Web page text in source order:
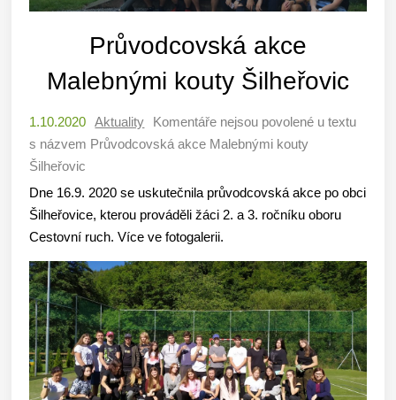
Průvodcovská akce
Malebnými kouty Šilheřovic
1.10.2020 Aktuality Komentáře nejsou povolené u textu
s názvem Průvodcovská akce Malebnými kouty
Šilheřovic
Dne 16.9. 2020 se uskutečnila průvodcovská akce po obci
Šilheřovice, kterou prováděli žáci 2. a 3. ročníku oboru
Cestovní ruch. Více ve fotogalerii.